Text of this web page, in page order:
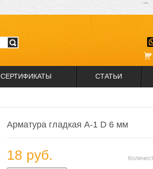
СЕРТИФИКАТЫ СТАТЬИ
Арматура гладкая А-1 D 6 мм
18 руб.